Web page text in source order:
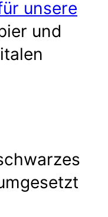
unsere
und